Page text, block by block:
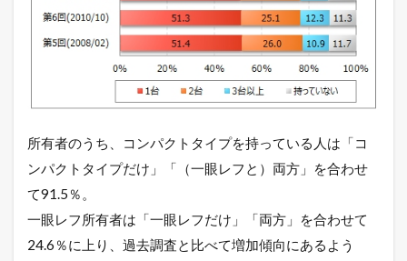
所有者のうち、コンパクトタイプを持っている人は「コ
ンパクトタイプだけ」「（一眼レフと）両方」を合わせ
て91.5％。
一眼レフ所有者は「一眼レフだけ」「両方」を合わせて
24.6％に上り、過去調査と比べて増加傾向にあるよう